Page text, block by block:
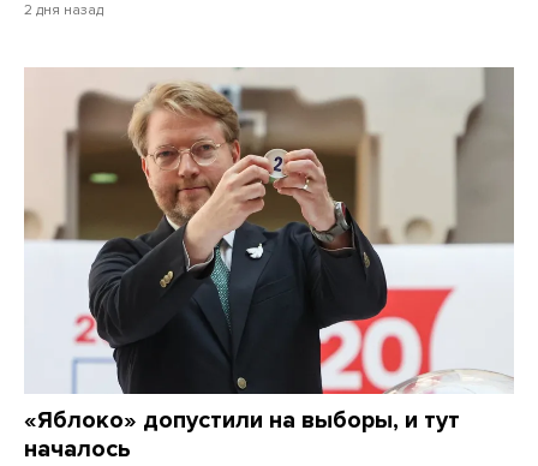
2 дня назад
«Яблоко» допустили на выборы, и тут
началось